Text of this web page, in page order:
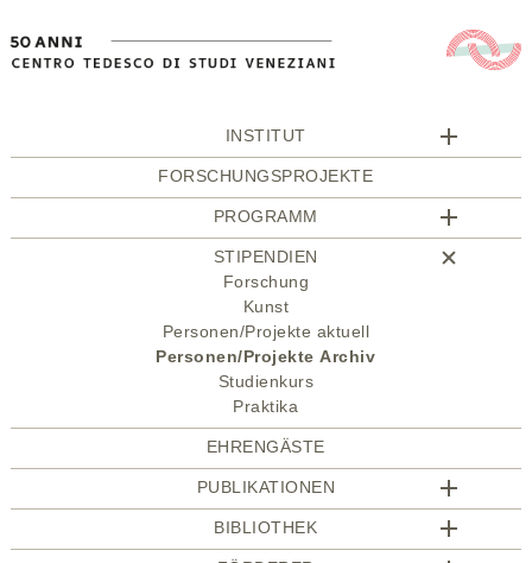
INSTITUT
FORSCHUNGSPROJEKTE
PROGRAMM
STIPENDIEN
Forschung
Kunst
Personen/Projekte aktuell
Personen/Projekte Archiv
Studienkurs
Praktika
EHRENGÄSTE
PUBLIKATIONEN
BIBLIOTHEK